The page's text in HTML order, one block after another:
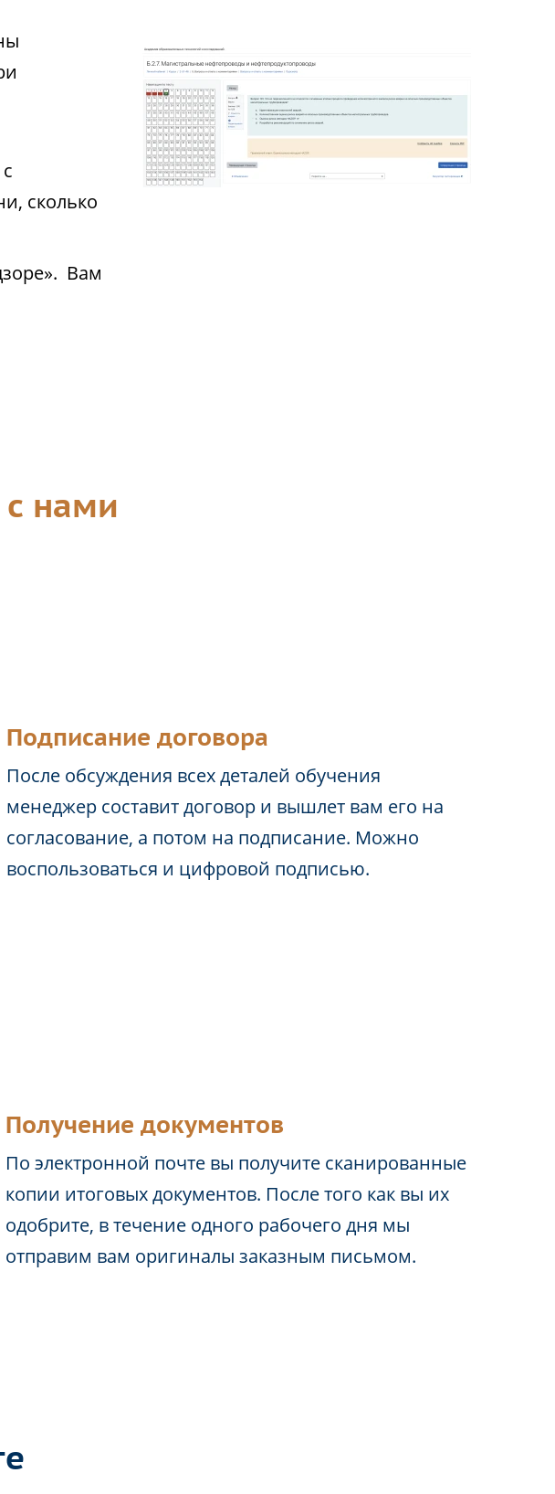
сколько
Вам
нами
Подписание договора
После обсуждения всех деталей обучения
менеджер составит договор и вышлет вам его на
согласование, а потом на подписание. Можно
воспользоваться и цифровой подписью.
Получение документов
По электронной почте вы получите сканированные
копии итоговых документов. После того как вы их
одобрите, в течение одного рабочего дня мы
отправим вам оригиналы заказным письмом.